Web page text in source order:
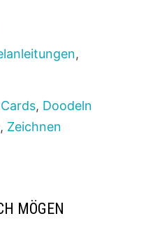
,
, Doodeln
, Zeichnen
MÖGEN